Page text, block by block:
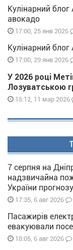
Кулінарний
авокадо
17:00, 25 янв 2026
Кулінарний
17:00, 29 янв 2026
У 2026 році
Лозуватською
15:12, 11 мар 2026
7 серпня на
надзвичайна
України
17:35, 6 авг 2026
Пасажирів
евакуювали
18:05, 6 авг 2026